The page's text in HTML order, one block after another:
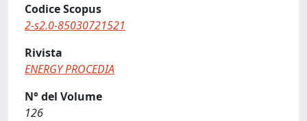
Codice Scopus
2-s2.0-85030721521
Rivista
ENERGY PROCEDIA
N° del Volume
126